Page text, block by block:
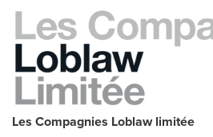
Les Compagnies Loblaw limitée